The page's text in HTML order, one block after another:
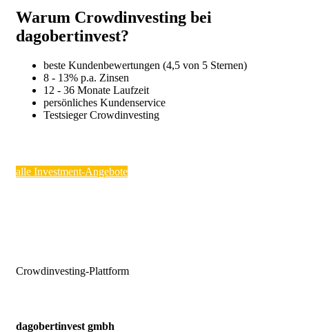
Warum Crowdinvesting bei
dagobertinvest?
beste Kundenbewertungen (4,5 von 5 Sternen)
8 - 13% p.a. Zinsen
12 - 36 Monate Laufzeit
persönliches Kundenservice
Testsieger Crowdinvesting
alle Investment-Angebote
Crowdinvesting-Plattform
dagobertinvest gmbh